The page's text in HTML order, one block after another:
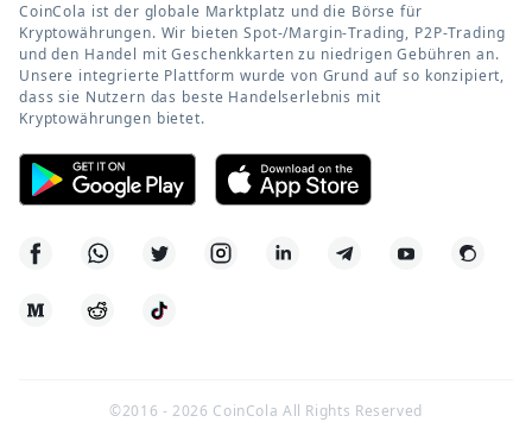
CoinCola ist der globale Marktplatz und die Börse für
Kryptowährungen. Wir bieten Spot-/Margin-Trading, P2P-Trading
und den Handel mit Geschenkkarten zu niedrigen Gebühren an.
Unsere integrierte Plattform wurde von Grund auf so konzipiert,
dass sie Nutzern das beste Handelserlebnis mit
Kryptowährungen bietet.
©2016 -2026 CoinCola All Rights Reserved